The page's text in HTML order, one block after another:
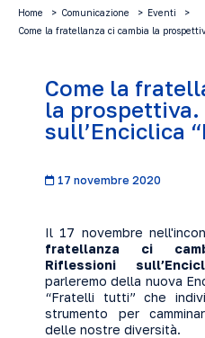
Home Comunicazione
Eventi
Come la fratellanza ci cambia la
Come la
la prospettiva.
sull’Enciclica
17 novembre 2020
Il 17 novembre
fratellanza ci
Riflessioni
parleremo della nuova
“Fratelli tutti” che
strumento per
delle nostre diversità.